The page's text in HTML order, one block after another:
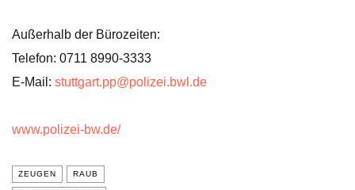
Außerhalb der Bürozeiten:
Telefon: 0711 8990-3333
E-Mail: stuttgart.pp@polizei.bwl.de
www.polizei-bw.de/
ZEUGEN RAUB